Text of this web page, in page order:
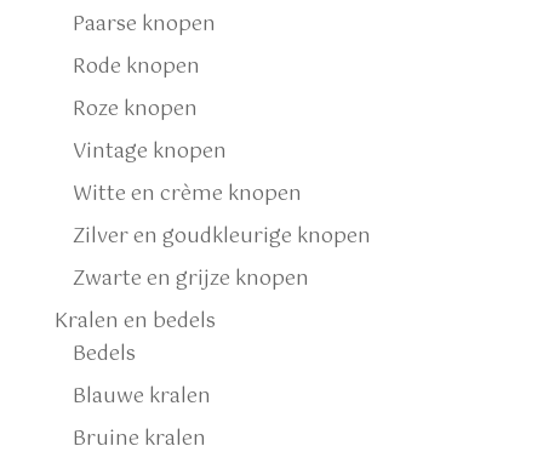
Paarse knopen
Rode knopen
Roze knopen
Vintage knopen
Witte en crème knopen
Zilver en goudkleurige knopen
Zwarte en grijze knopen
Kralen en bedels
Bedels
Blauwe kralen
Bruine kralen